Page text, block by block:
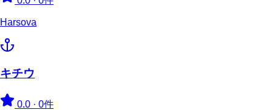
Harsova
キチウ
0.0 · 0件